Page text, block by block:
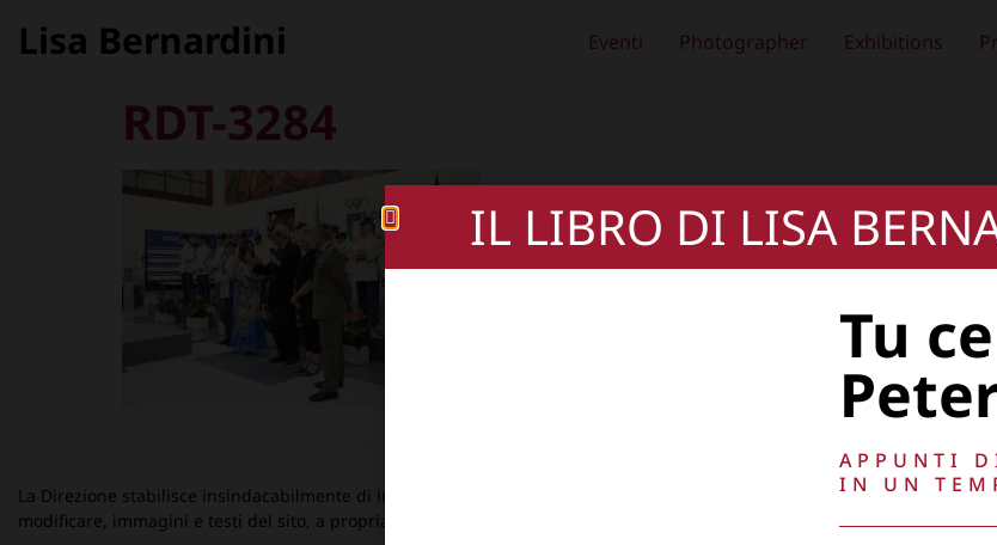
Lisa Bernardini Eventi Photographer Exhibitions
RDT-3284
La Direzione stabilisce insindacabilmente di inserire, rimuovere, oscurare,
modificare, immagini e testi del sito, a propria discrezione.
Copyright © 2026 Lisa Bernardini –
Privacy Policy
IL LIBRO DI LISA
Tu
APPUNTI
IN UN